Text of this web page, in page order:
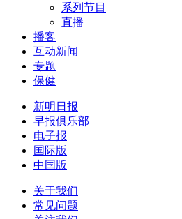
系列节目
直播
播客
互动新闻
专题
保健
新明日报
早报俱乐部
电子报
国际版
中国版
关于我们
常见问题